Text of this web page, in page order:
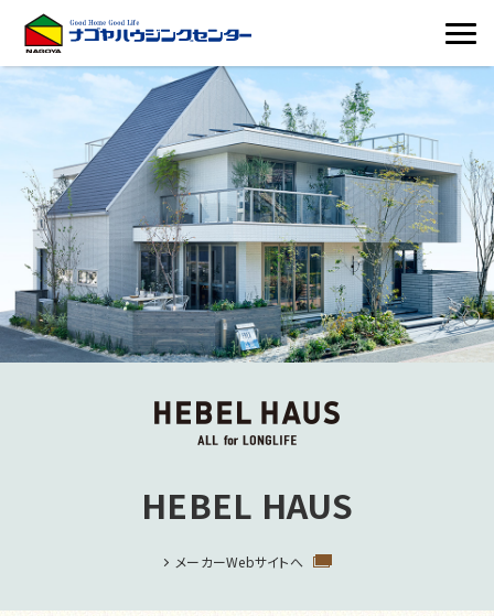
HEBEL HAUS
メーカーWebサイトへ